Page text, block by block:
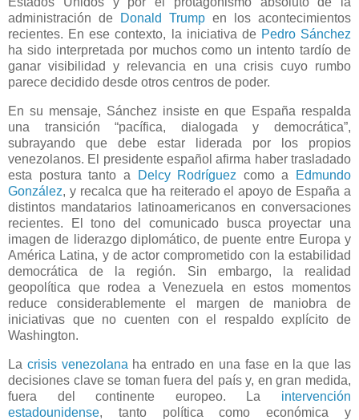
administración de
Donald Trump en los acontecimientos
recientes. En ese contexto, la iniciativa de Pedro Sánchez
ha sido interpretada por muchos como un intento tardío de
ganar visibilidad y relevancia en una crisis cuyo rumbo
parece decidido desde otros centros de poder.
En su mensaje, Sánchez insiste en que España respalda
una transición “pacífica, dialogada y democrática”,
subrayando que debe estar liderada por los propios
venezolanos. El presidente español afirma haber trasladado
esta postura tanto a
Delcy Rodríguez como a
Edmundo
González, y recalca que ha reiterado el apoyo de España a
distintos mandatarios latinoamericanos en conversaciones
recientes. El tono del comunicado busca proyectar una
imagen de liderazgo diplomático, de puente entre Europa y
América Latina, y de actor comprometido con la estabilidad
democrática de la región. Sin embargo, la realidad
geopolítica que rodea a Venezuela en estos momentos
reduce considerablemente el margen de maniobra de
iniciativas que no cuenten con el respaldo explícito de
Washington.
La crisis venezolana ha entrado en una fase en la que las
decisiones clave se toman fuera del país y, en gran medida,
fuera del continente europeo. La intervención
estadounidense, tanto política como económica y